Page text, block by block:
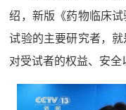
绍，新版《药物临床
试验的主要研究者，
对受试者的权益、安全